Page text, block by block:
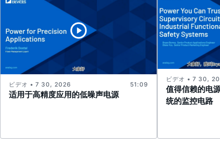
适用于高精度应用的低噪声电源
ビデオ • 7 30, 2026 51:09
值得信赖的电
统的监控电路
ビデオ • 7 30,